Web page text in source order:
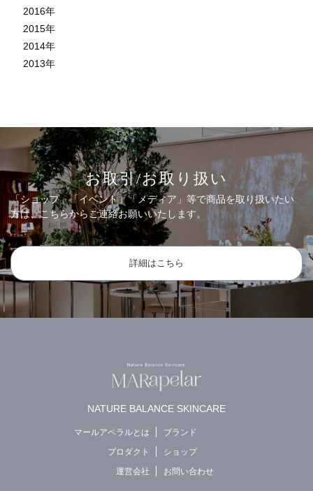
2016年
2015年
2014年
2013年
お取引/お取り扱い
「ショップ」「イベント」「メディア」等で商品を取り扱いたい
方は、こちらからご連絡お願いいたします。
詳細はこちら
NATURE BALANCE SKINCARE
マールアペラルとは
ブランド
プロダクト
ショップ
運営会社
お問い合わせ